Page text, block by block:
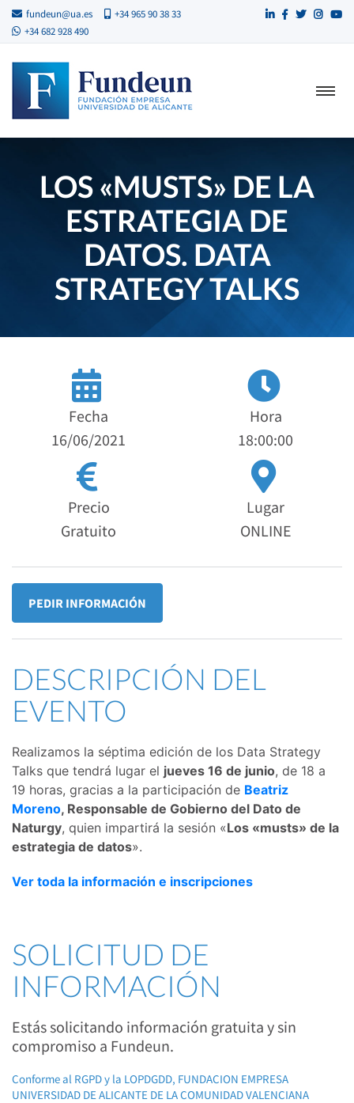
fundeun@ua.es
+34 965 90 38 33
+34 682 928 490
LOS «MUSTS» DE LA
ESTRATEGIA DE
DATOS. DATA
STRATEGY TALKS
Fecha
16/06/2021
Hora
18:00:00
Precio
Gratuito
Lugar
ONLINE
PEDIR INFORMACIÓN
DESCRIPCIÓN DEL
EVENTO
Realizamos la séptima edición de los Data Strategy
Talks que tendrá lugar el jueves 16 de junio, de 18 a
19 horas, gracias a la participación de Beatriz
Moreno, Responsable de Gobierno del Dato de
Naturgy, quien impartirá la sesión «Los «musts» de la
estrategia de datos».
Ver toda la información e inscripciones
SOLICITUD DE
INFORMACIÓN
Estás solicitando información gratuita y sin
compromiso a Fundeun.
Conforme al RGPD y la LOPDGDD, FUNDACION EMPRESA
UNIVERSIDAD DE ALICANTE DE LA COMUNIDAD VALENCIANA